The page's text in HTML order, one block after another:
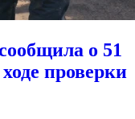
о 51
проверки